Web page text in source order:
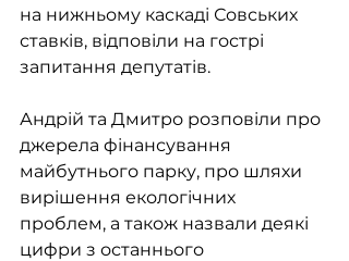
на нижньому каскаді Совських
ставків, відповіли на гострі
запитання депутатів.
Андрій та Дмитро розповіли про
джерела фінансування
майбутнього парку, про шляхи
вирішення екологічних
проблем, а також назвали деякі
цифри з останнього